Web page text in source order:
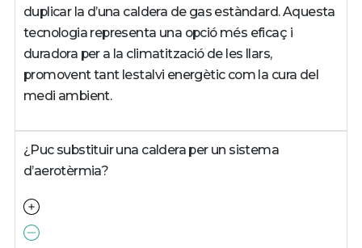
duplicar la d’una caldera de gas estàndard. Aquesta
tecnologia representa una opció més eficaç i
duradora per a la climatització de les llars,
promovent tant lestalvi energètic com la cura del
medi ambient.
¿Puc substituir una caldera per un sistema
d’aerotèrmia?